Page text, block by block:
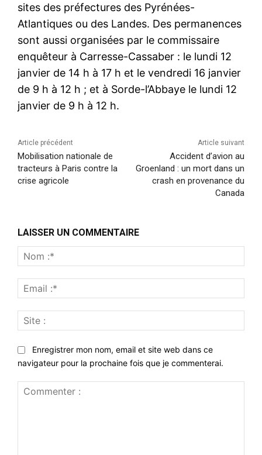
sites des préfectures des Pyrénées-
Atlantiques ou des Landes. Des permanences
sont aussi organisées par le commissaire
enquêteur à Carresse-Cassaber : le lundi 12
janvier de 14 h à 17 h et le vendredi 16 janvier
de 9 h à 12 h ; et à Sorde-l’Abbaye le lundi 12
janvier de 9 h à 12 h.
Article précédent
Mobilisation nationale de
tracteurs à Paris contre la
crise agricole
Article suivant
Accident d’avion au
Groenland : un mort dans un
crash en provenance du
Canada
LAISSER UN COMMENTAIRE
:*
:*
:
Enregistrer mon nom, email et site web dans ce
navigateur pour la prochaine fois que je commenterai.